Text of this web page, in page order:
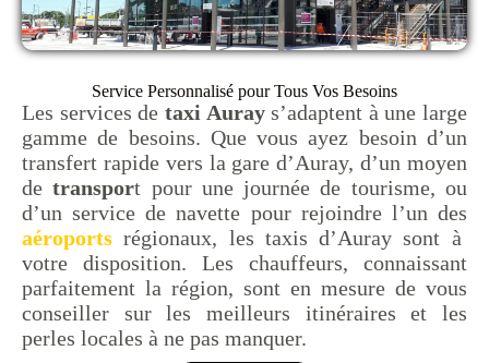
Service Personnalisé pour Tous Vos Besoins
Les services de taxi Aurays’adaptent à une large
gamme de besoins. Que vous ayez besoin d’un
transfert rapide vers la gare d’Auray, d’un moyen
detransport pour une journée de tourisme, ou
d’un service de navette pour rejoindre l’un des
aéroports régionaux, les taxis d’Auray sont à
votre disposition. Les chauffeurs, connaissant
parfaitement la région, sont en mesure de vous
conseiller sur les meilleurs itinéraires et les
perles locales à ne pas manquer.